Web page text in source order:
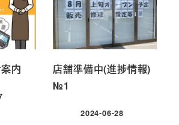
内
店舗準備中(進捗情報)
№1
投稿日
2024-06-28